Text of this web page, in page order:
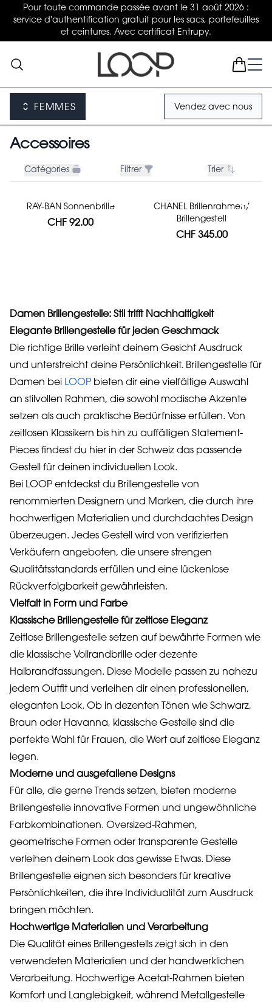
Pour toute commande passée avant le 31 août 2026 :
service d'authentification gratuit pour les sacs, portefeuilles
et ceintures. Avec certificat Entrupy.
FEMMES Vendez avec nous
Accessoires
Catégories Filtrer Trier
RAY-BAN Sonnenbrille
CHF 92.00
CHANEL Brillenrahmen/
Brillengestell
CHF 345.00
Damen Brillengestelle: Stil trifft Nachhaltigkeit
Elegante Brillengestelle für jeden Geschmack
Die richtige Brille verleiht deinem Gesicht Ausdruck
und unterstreicht deine Persönlichkeit. Brillengestelle für
Damen bei LOOP bieten dir eine vielfältige Auswahl
an stilvollen Rahmen, die sowohl modische Akzente
setzen als auch praktische Bedürfnisse erfüllen. Von
zeitlosen Klassikern bis hin zu auffälligen Statement-
Pieces findest du hier in der Schweiz das passende
Gestell für deinen individuellen Look.
Bei LOOP entdeckst du Brillengestelle von
renommierten Designern und Marken, die durch ihre
hochwertigen Materialien und durchdachtes Design
überzeugen. Jedes Gestell wird von verifizierten
Verkäufern angeboten, die unsere strengen
Qualitätsstandards erfüllen und eine lückenlose
Rückverfolgbarkeit gewährleisten.
Vielfalt in Form und Farbe
Klassische Brillengestelle für zeitlose Eleganz
Zeitlose Brillengestelle setzen auf bewährte Formen wie
die klassische Vollrandbrille oder dezente
Halbrandfassungen. Diese Modelle passen zu nahezu
jedem Outfit und verleihen dir einen professionellen,
eleganten Look. Ob in dezenten Tönen wie Schwarz,
Braun oder Havanna, klassische Gestelle sind die
perfekte Wahl für Frauen, die Wert auf zeitlose Eleganz
legen.
Moderne und ausgefallene Designs
Für alle, die gerne Trends setzen, bieten moderne
Brillengestelle innovative Formen und ungewöhnliche
Farbkombinationen. Oversized-Rahmen,
geometrische Formen oder transparente Gestelle
verleihen deinem Look das gewisse Etwas. Diese
Brillengestelle eignen sich besonders für kreative
Persönlichkeiten, die ihre Individualität zum Ausdruck
bringen möchten.
Hochwertige Materialien und Verarbeitung
Die Qualität eines Brillengestells zeigt sich in den
verwendeten Materialien und der handwerklichen
Verarbeitung. Hochwertige Acetat-Rahmen bieten
Komfort und Langlebigkeit, während Metallgestelle